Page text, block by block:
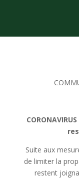
Suite aux
de limiter la
restent